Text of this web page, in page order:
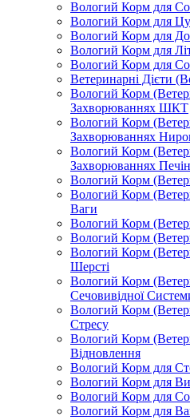
Вологий Корм для
Вологий Корм для
Вологий Корм для
Вологий Корм для
Вологий Корм для
Ветеринарні Дієти
Вологий Корм
Захворюваннях ШКТ
Вологий Корм
Захворюваннях
Вологий Корм
Захворюваннях
Вологий Корм
Вологий Корм
Ваги
Вологий Корм
Вологий Корм
Вологий Корм
Шерсті
Вологий Корм
Сечовивідної
Вологий Корм
Стресу
Вологий Корм
Відновлення
Вологий Корм для
Вологий Корм для
Вологий Корм для
Вологий Корм для